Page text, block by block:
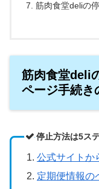
筋肉食堂deliの
筋肉食堂deli
ページ手続き
停止方法は5ス
公式サイトか
定期便情報の